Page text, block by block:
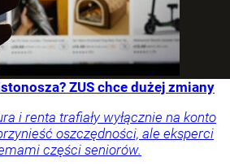
ZUS chce dużej zmiany
i renta trafiały wyłącznie na konto
oszczędności, ale eksperci
części seniorów.